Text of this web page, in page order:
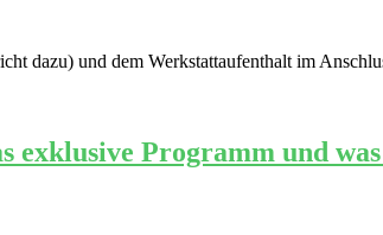
dazu) und dem Werkstattaufenthalt im
exklusive Programm und